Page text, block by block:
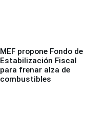
MEF propone Fondo de
Estabilización Fiscal
para frenar alza de
combustibles